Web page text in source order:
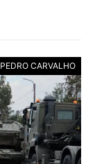
PEDRO CARVALHO